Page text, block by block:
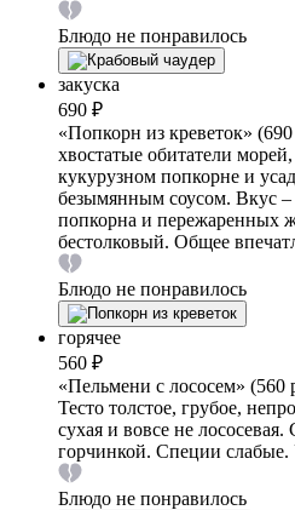
Блюдо не понравилось
закуска
690 ₽
«Попкорн из креветок»
хвостатые обитатели
кукурузном попкорне и
безымянным соусом. Вкус –
попкорна и пережаренных
бестолковый. Общее
Блюдо не понравилось
горячее
560 ₽
«Пельмени с лососем» (560
Тесто толстое, грубое,
сухая и вовсе не
горчинкой. Специи слабые.
Блюдо не понравилось